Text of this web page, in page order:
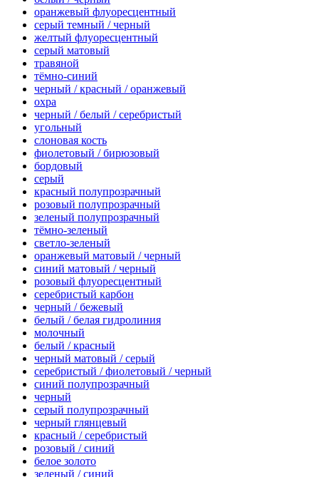
оранжевый флуоресцентный
серый темный / черный
желтый флуоресцентный
серый матовый
травяной
тёмно-синий
черный / красный / оранжевый
охра
черный / белый / серебристый
угольный
слоновая кость
фиолетовый / бирюзовый
бордовый
серый
красный полупрозрачный
розовый полупрозрачный
зеленый полупрозрачный
тёмно-зеленый
светло-зеленый
оранжевый матовый / черный
синий матовый / черный
розовый флуоресцентный
серебристый карбон
черный / бежевый
белый / белая гидролиния
молочный
белый / красный
черный матовый / серый
серебристый / фиолетовый / черный
синий полупрозрачный
черный
серый полупрозрачный
черный глянцевый
красный / серебристый
розовый / синий
белое золото
зеленый / синий